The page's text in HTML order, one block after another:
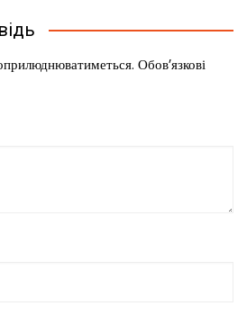
Обов’язкові